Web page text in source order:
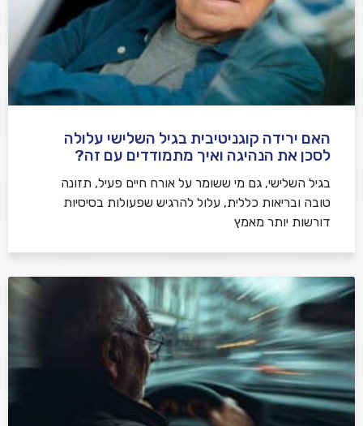
האם ירידה קוגניטיבית בגיל השלישי עלולה
לסכן את הנהיגה ואיך מתמודדים עם זה?
בגיל השלישי, גם מי ששומר על אורח חיים פעיל, תזונה
טובה ובריאות כללית, עלול להרגיש שפעולות בסיסיות
דורשות יותר מאמץ